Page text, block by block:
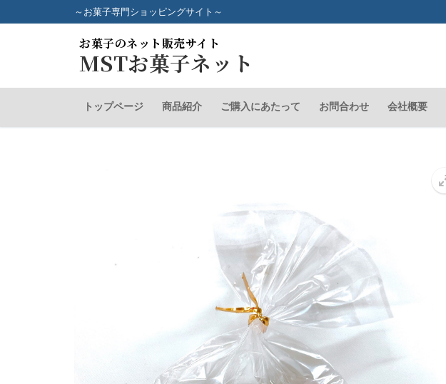
ン
～お菓子専門ショッピングサイト～
MSTお菓子ネット
お菓子のネット販売サイト
トップページ 商品紹介 ご購入にあたって お問合わせ 会社概要